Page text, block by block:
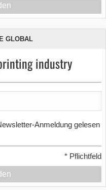
GLOBAL
industry
Anmeldung gelesen
* Pflichtfeld